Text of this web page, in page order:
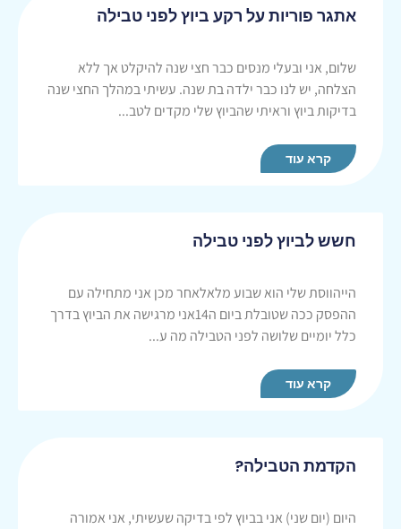
אתגר פוריות על רקע ביוץ לפני טבילה
שלום, אני ובעלי מנסים כבר חצי שנה להיקלט אך ללא
הצלחה, יש לנו כבר ילדה בת שנה. עשיתי במהלך החצי שנה
בדיקות ביוץ וראיתי שהביוץ שלי מקדים לטב...
קרא עוד
חשש לביוץ לפני טבילה
הייהווסת שלי הוא שבוע מלאלאחר מכן אני מתחילה עם
ההפסק ככה שטובלת ביום ה14אני מרגישה את הביוץ בדרך
כלל יומיים שלושה לפני הטבילה מה ע...
קרא עוד
הקדמת הטבילה?
היום (יום שני) אני בביוץ לפי בדיקה שעשיתי, אני אמורה